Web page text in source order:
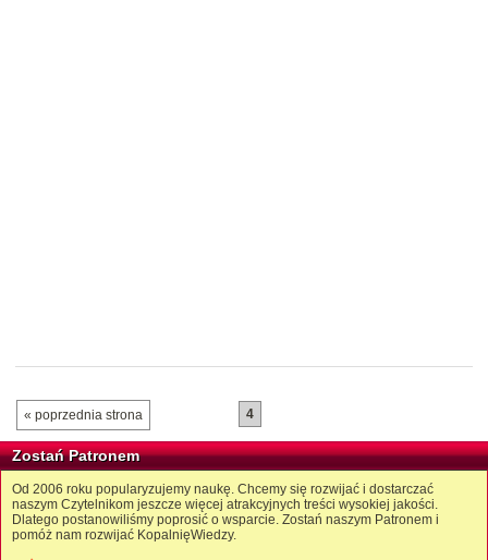
« poprzednia strona 4
Zostań Patronem
Od 2006 roku popularyzujemy naukę. Chcemy się rozwijać i dostarczać
naszym Czytelnikom jeszcze więcej atrakcyjnych treści wysokiej jakości.
Dlatego postanowiliśmy poprosić o wsparcie. Zostań naszym Patronem i
pomóż nam rozwijać KopalnięWiedzy.